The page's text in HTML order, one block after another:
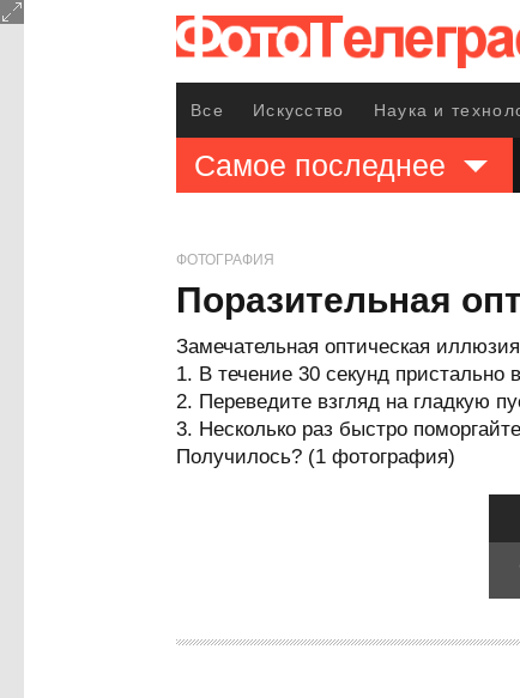
Все Искусство Наука и
Самое последнее
ФОТОГРАФИЯ
Поразительная
Замечательная оптическая
1. В течение 30 секунд пристально
2. Переведите взгляд на гладкую
3. Несколько раз быстро
Получилось? (1 фотография)